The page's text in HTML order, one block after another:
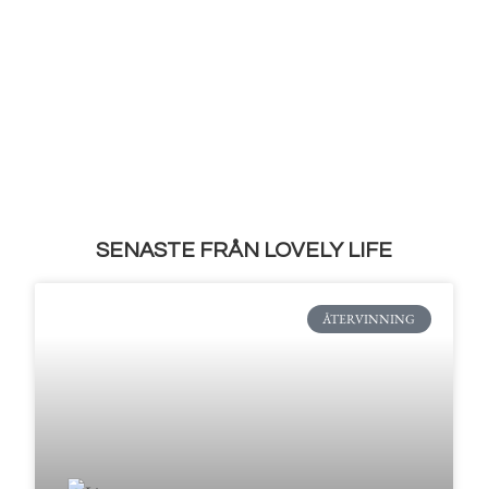
SENASTE FRÅN LOVELY LIFE
ÅTERVINNING